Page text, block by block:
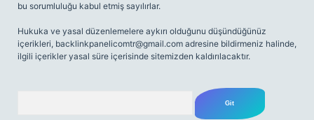
bu sorumluluğu kabul etmiş sayılırlar.
Hukuka ve yasal düzenlemelere aykırı olduğunu düşündüğünüz
içerikleri, backlinkpanelicomtr@gmail.com adresine bildirmeniz halinde,
ilgili içerikler yasal süre içerisinde sitemizden kaldırılacaktır.